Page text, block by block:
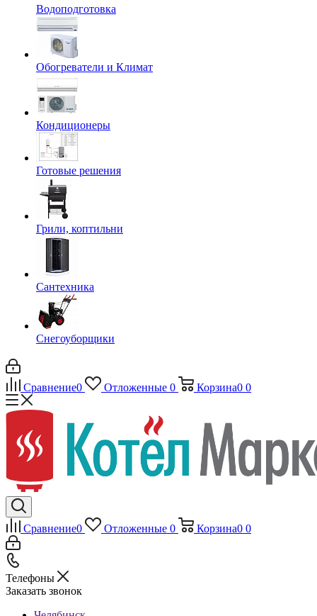
Водоподготовка
Обогреватели и Климат
Кондиционеры
Готовые решения
Грили, коптильни
Сантехника
Снегоуборщики
Сравнение0 Отложенные 0 Корзина0 0
Сравнение0 Отложенные 0 Корзина0 0
Телефоны
Заказать звонок